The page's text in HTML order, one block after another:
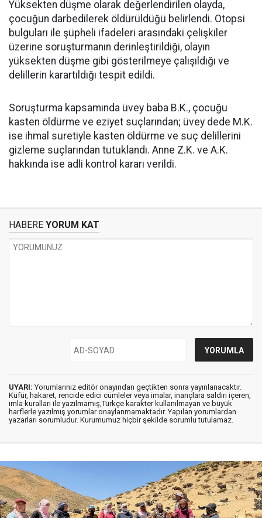
Yüksekten düşme olarak değerlendirilen olayda,
çocuğun darbedilerek öldürüldüğü belirlendi. Otopsi
bulguları ile şüpheli ifadeleri arasındaki çelişkiler
üzerine soruşturmanın derinleştirildiği, olayın
yüksekten düşme gibi gösterilmeye çalışıldığı ve
delillerin karartıldığı tespit edildi.
Soruşturma kapsamında üvey baba B.K., çocuğu
kasten öldürme ve eziyet suçlarından; üvey dede M.K.
ise ihmal suretiyle kasten öldürme ve suç delillerini
gizleme suçlarından tutuklandı. Anne Z.K. ve A.K.
hakkında ise adli kontrol kararı verildi.
HABERE YORUM KAT
UYARI: Yorumlarınız editör onayından geçtikten sonra yayınlanacaktır.
Küfür, hakaret, rencide edici cümleler veya imalar, inançlara saldırı içeren,
imla kuralları ile yazılmamış,Türkçe karakter kullanılmayan ve büyük
harflerle yazılmış yorumlar onaylanmamaktadır. Yapılan yorumlardan
yazarları sorumludur. Kurumumuz hiçbir şekilde sorumlu tutulamaz.